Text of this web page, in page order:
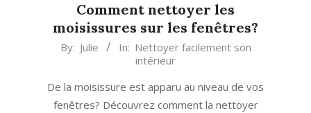
Comment nettoyer les
moisissures sur les fenêtres?
2026-
17
By: Julie In: Nettoyer facilement son
intérieur
De la moisissure est apparu au niveau de vos
fenêtres? Découvrez comment la nettoyer